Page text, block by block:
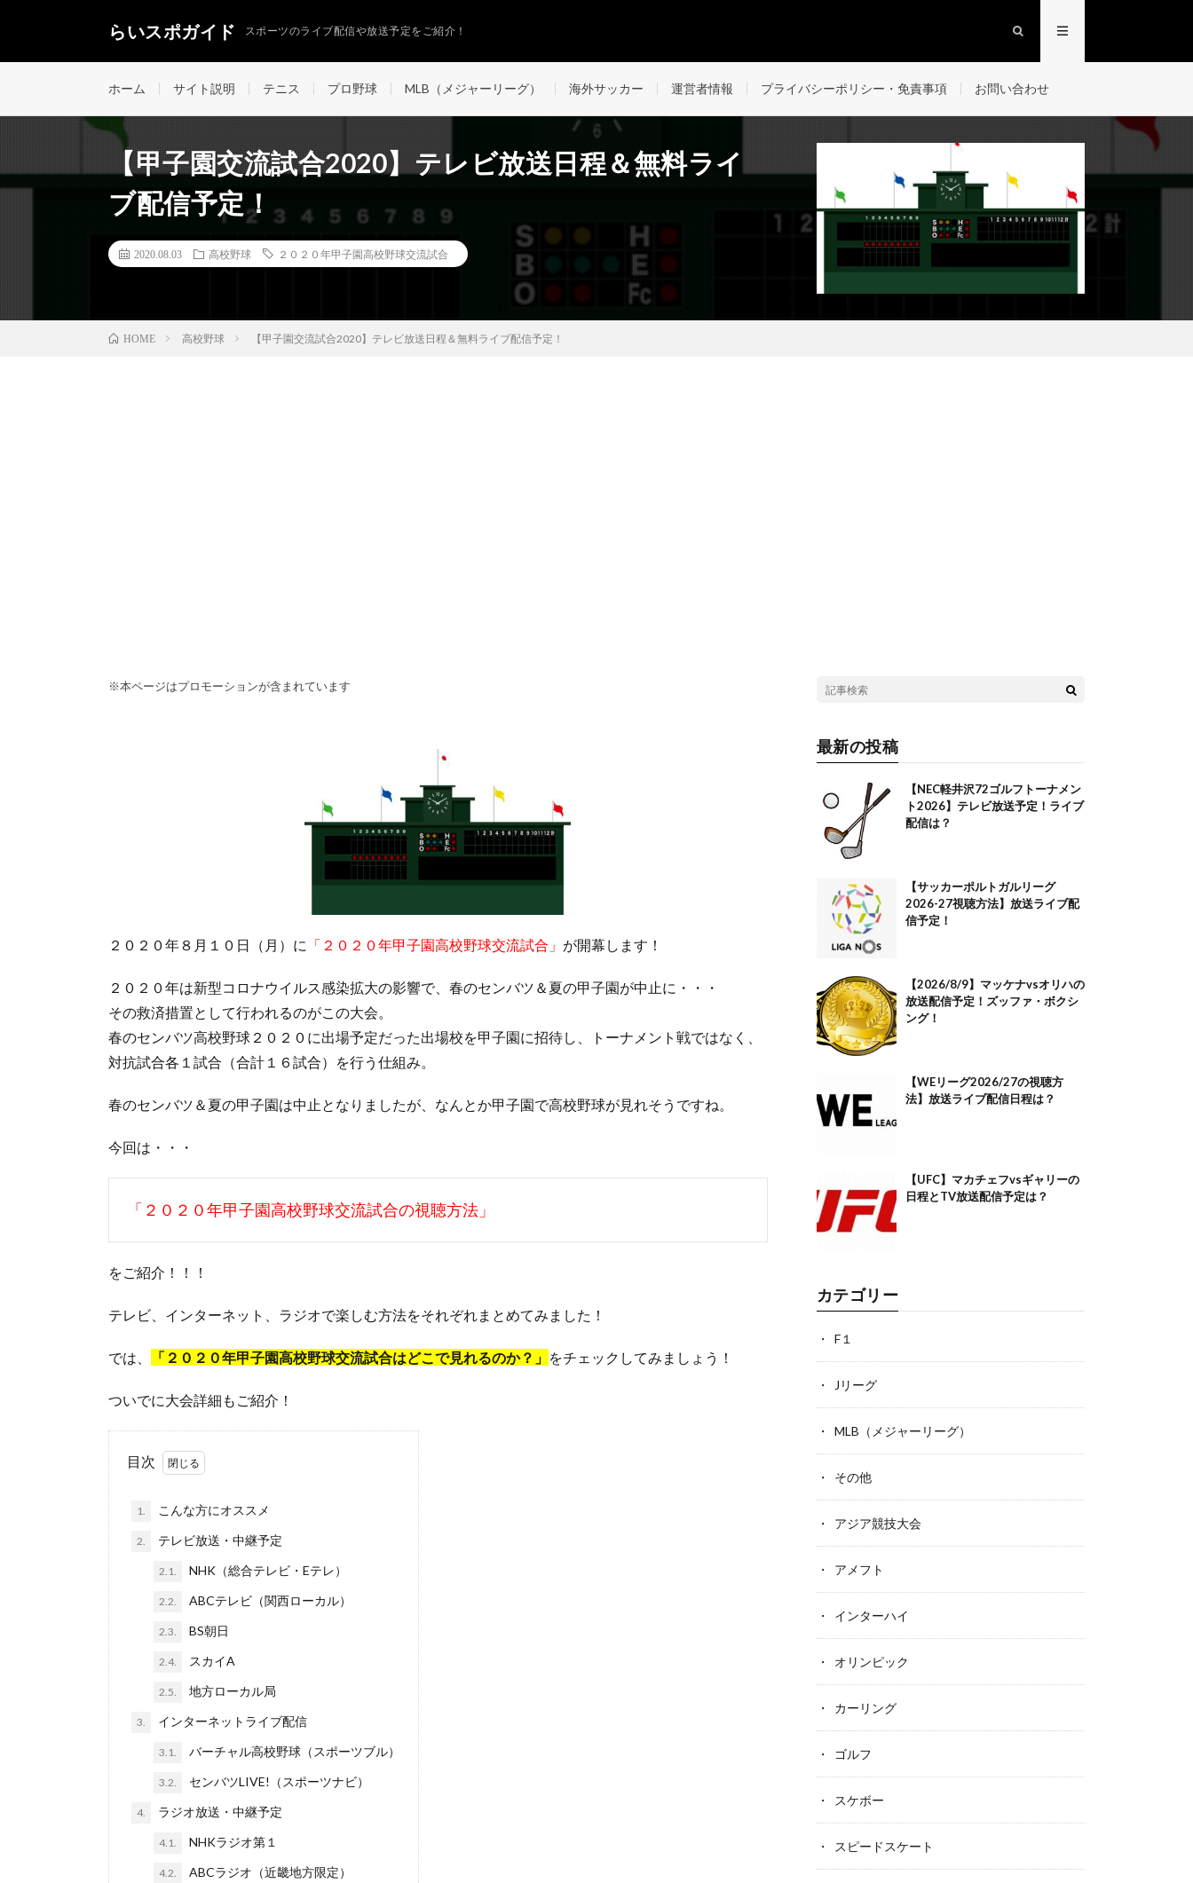
らいスポガイド スポーツのライブ配信や放送予定をご紹介！
ホーム サイト説明 テニス プロ野球 MLB（メジャーリーグ） 海外サッカー 運営者情報 プライバシーポリシー・免責事項 お問い合わせ
【甲子園交流試合2020】テレビ放送日程＆無料ライ
ブ配信予定！
2020.08.03 高校野球 ２０２０年甲子園高校野球交流試合
HOME 高校野球 【甲子園交流試合2020】テレビ放送日程＆無料ライブ配信予定！
※本ページはプロモーションが含まれています
２０２０年８月１０日（月）に 「２０２０年甲子園高校野球交流試合」 が開幕します！
２０２０年は新型コロナウイルス感染拡大の影響で、春のセンバツ＆夏の甲子園が中止に・・・
その救済措置として行われるのがこの大会。
春のセンバツ高校野球２０２０に出場予定だった出場校を甲子園に招待し、トーナメント戦ではなく、
対抗試合各１試合（合計１６試合）を行う仕組み。
春のセンバツ＆夏の甲子園は中止となりましたが、なんとか甲子園で高校野球が見れそうですね。
今回は・・・
「２０２０年甲子園高校野球交流試合の視聴方法」
をご紹介！！！
テレビ、インターネット、ラジオで楽しむ方法をそれぞれまとめてみました！
では、 「２０２０年甲子園高校野球交流試合はどこで見れるのか？」 をチェックしてみましょう！
ついでに大会詳細もご紹介！
目次
1. こんな方にオススメ
2. テレビ放送・中継予定
2.1. NHK（総合テレビ・Eテレ）
2.2. ABCテレビ（関西ローカル）
2.3. BS朝日
2.4. スカイA
2.5. 地方ローカル局
3. インターネットライブ配信
3.1. バーチャル高校野球（スポーツブル）
3.2. センバツLIVE!（スポーツナビ）
4. ラジオ放送・中継予定
4.1. NHKラジオ第１
4.2. ABCラジオ（近畿地方限定）
最新の投稿
【NEC軽井沢72ゴルフトーナメン
ト2026】テレビ放送予定！ライブ
配信は？
【サッカーポルトガルリーグ
2026-27視聴方法】放送ライブ配
信予定！
【2026/8/9】マッケナvsオリハの
放送配信予定！ズッファ・ボクシ
ング！
【WEリーグ2026/27の視聴方
法】放送ライブ配信日程は？
【UFC】マカチェフvsギャリーの
日程とTV放送配信予定は？
カテゴリー
F１
Jリーグ
MLB（メジャーリーグ）
その他
アジア競技大会
アメフト
インターハイ
オリンピック
カーリング
ゴルフ
スケボー
スピードスケート